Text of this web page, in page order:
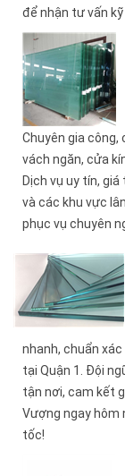
để nhận tư vấn
Chuyên gia
vách ngăn, cửa
Dịch vụ uy tín,
và các khu vực
phục vụ chuyên
nhanh, chuẩn
tại Quận 1. Đội
tận nơi, cam kết
Vượng ngay hôm
tốc!